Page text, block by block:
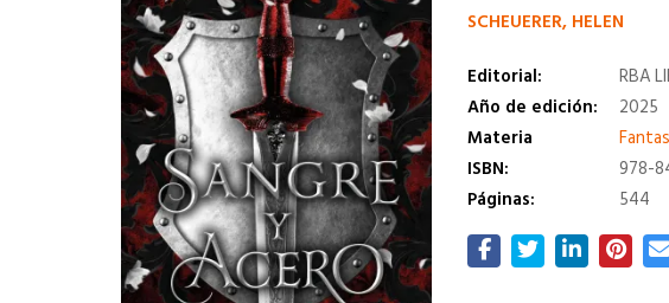
SCHEUERER, HELEN
Editorial:
RBA
Año de edición:
2025
Materia
ISBN:
978-
Páginas:
544